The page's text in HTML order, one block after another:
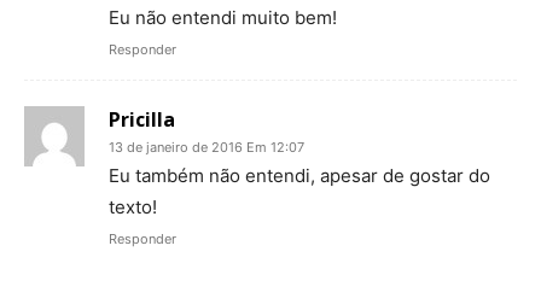
Eu não entendi muito bem!
Responder
Pricilla
13 de janeiro de 2016 Em 12:07
Eu também não entendi, apesar de gostar do
texto!
Responder